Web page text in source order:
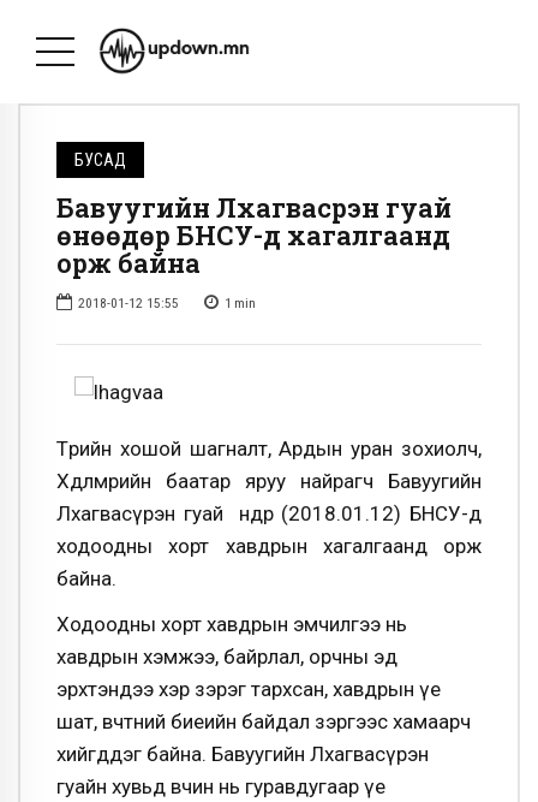
БУСАД
Бавуугийн Лхагвасүрэн гуай
өнөөдөр БНСУ-д хагалгаанд
орж байна
2018-01-12 15:55 1 min
Төрийн хошой шагналт, Ардын уран зохиолч,
Хөдөлмөрийн баатар яруу найрагч Бавуугийн
Лхагвасүрэн гуай өнөөдөр (2018.01.12) БНСУ-д
ходоодны хорт хавдрын хагалгаанд орж
байна.
Ходоодны хорт хавдрын эмчилгээ нь
хавдрын хэмжээ, байрлал, орчны эд
эрхтэндээ хэр зэрэг тархсан, хавдрын үе
шат, өвчтөний биеийн байдал зэргээс хамаарч
хийгддэг байна. Бавуугийн Лхагвасүрэн
гуайн хувьд өвчин нь гуравдугаар үе